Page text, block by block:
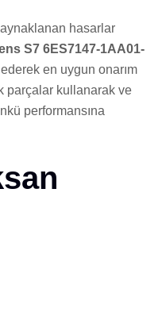
hasarlar
S7 6ES7147-1AA01-
en uygun onarım
parçalar kullanarak ve
performansına